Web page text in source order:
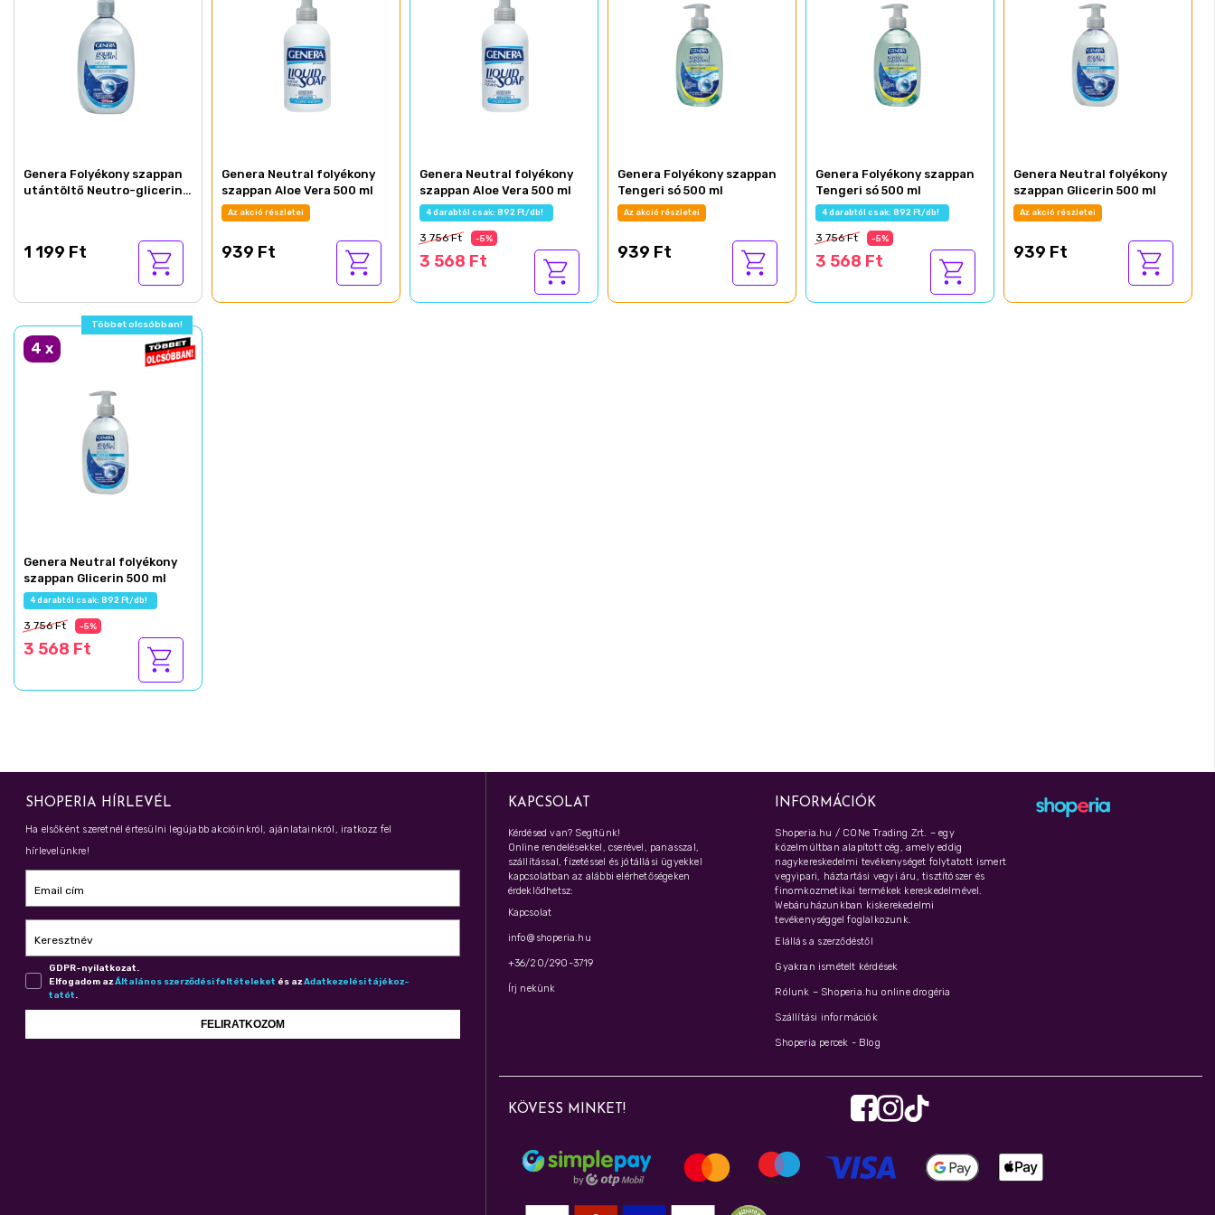
Genera Folyékony szappan
utántöltő Neutro-glicerin
1 199 Ft
Genera Neutral folyékony
szappan Aloe Vera 500 ml
Az akció részletei
939 Ft
Genera Neutral folyékony
szappan Aloe Vera 500 ml
4 darabtól csak: 892 Ft/db!
3 756 Ft -5%
3 568 Ft
Genera Folyékony szappan
Tengeri só 500 ml
Az akció részletei
939 Ft
Genera Folyékony szappan
Tengeri só 500 ml
4 darabtól csak: 892 Ft/db!
3 756 Ft -5%
3 568 Ft
Genera Neutral folyékony
szappan Glicerin 500 ml
Az akció részletei
939 Ft
Többet olcsóbban!
4 x
Genera Neutral folyékony
szappan Glicerin 500 ml
4 darabtól csak: 892 Ft/db!
3 756 Ft -5%
3 568 Ft
SHOPERIA HÍRLEVÉL
Ha elsőként szeretnél értesülni legújabb akcióinkról, ajánlatainkról, iratkozz fel
hírlevelünkre!
Email cím
Keresztnév
GDPR-nyilatkozat.
Elfogadom azÁl­ta­lá­nos szer­ző­dé­si fel­té­te­le­ket és azAdat­ke­ze­lé­si tá­jé­koz­
ta­tót.
FELIRATKOZOM
KAPCSOLAT
Kérdésed van? Segítünk!
Online rendelésekkel, cserével, panasszal,
szállítással, fizetéssel és jótállási ügyekkel
kapcsolatban az alábbi elérhetőségeken
érdeklődhetsz:
Kapcsolat
info@shoperia.hu
+36/20/290-3719
Írj nekünk
INFORMÁCIÓK
Shoperia.hu / CONe Trading Zrt. – egy
közelmúltban alapított cég, amely eddig
nagykereskedelmi tevékenységet folytatott ismert
vegyipari, háztartási vegyi áru, tisztítószer és
finomkozmetikai termékek kereskedelmével.
Webáruházunkban kiskerekedelmi
tevékenységgel foglalkozunk.
Elállás a szerződéstől
Gyakran ismételt kérdések
Rólunk – Shoperia.hu online drogéria
Szállítási információk
Shoperia percek - Blog
KÖVESS MINKET!